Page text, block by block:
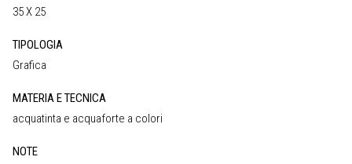
35 X 25
TIPOLOGIA
Grafica
MATERIA E TECNICA
acquatinta e acquaforte a colori
NOTE